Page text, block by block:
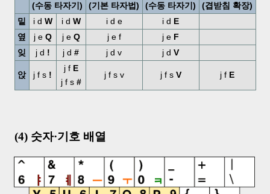
(수동 타자기)
(기본 타자법)
(수동 타자기)
(겹받침 확장)
밑
i d W i d W i d e i d E
옆
j e Q j e Q j e f j e F
잊
j d ! j d # j d v j d V
앉 j f s !
j f E
j f s #
j f s v j f s V j f E
(4) 숫자·기호 배열